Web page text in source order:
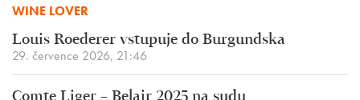
WINE LOVER
Louis Roederer vstupuje do Burgundska
29. července 2026, 21:46
Comte Liger – Belair 2025 na sudu